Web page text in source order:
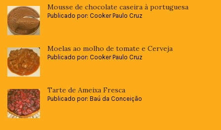
Mousse de chocolate caseira à portuguesa
Publicado por: Cooker Paulo Cruz
Moelas ao molho de tomate e Cerveja
Publicado por: Cooker Paulo Cruz
Tarte de Ameixa Fresca
Publicado por: Baú da Conceição